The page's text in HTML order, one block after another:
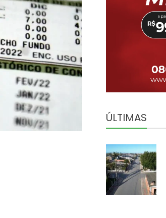
ÚLTIMAS